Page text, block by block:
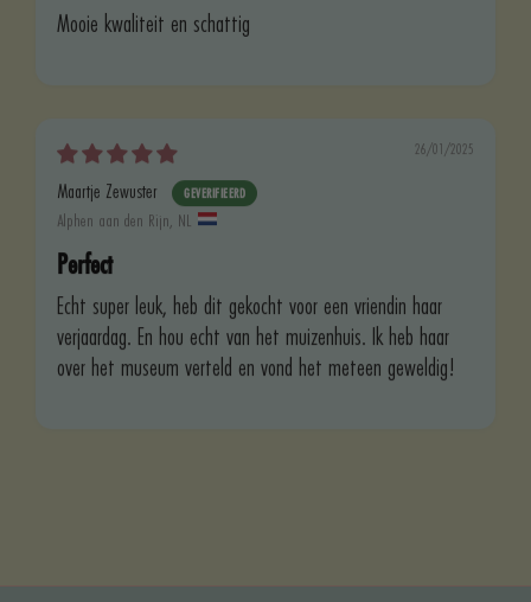
Mooie kwaliteit en schattig
26/01/2025
Maartje Zewuster
Alphen aan den Rijn, NL
Perfect
Echt super leuk, heb dit gekocht voor een vriendin haar
verjaardag. En hou echt van het muizenhuis. Ik heb haar
over het museum verteld en vond het meteen geweldig!